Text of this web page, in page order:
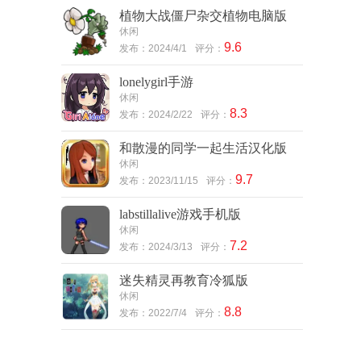
植物大战僵尸杂交植物电脑版
休闲
发布：2024/4/1
评分： 9.6
lonelygirl手游
休闲
发布：2024/2/22
评分： 8.3
和散漫的同学一起生活汉化版
休闲
发布：2023/11/15
评分： 9.7
labstillalive游戏手机版
休闲
发布：2024/3/13
评分： 7.2
迷失精灵再教育冷狐版
休闲
发布：2022/7/4
评分： 8.8